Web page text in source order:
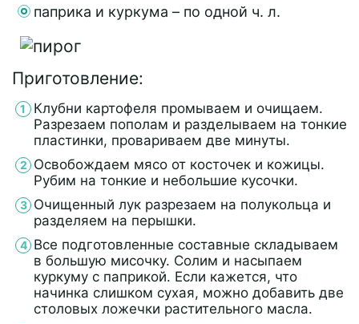
паприка и куркума – по одной ч. л.
Приготовление:
Клубни картофеля промываем и очищаем.
Разрезаем пополам и разделываем на тонкие
пластинки, провариваем две минуты.
Освобождаем мясо от косточек и кожицы.
Рубим на тонкие и небольшие кусочки.
Очищенный лук разрезаем на полукольца и
разделяем на перышки.
Все подготовленные составные складываем
в большую мисочку. Солим и насыпаем
куркуму с паприкой. Если кажется, что
начинка слишком сухая, можно добавить две
столовых ложечки растительного масла.